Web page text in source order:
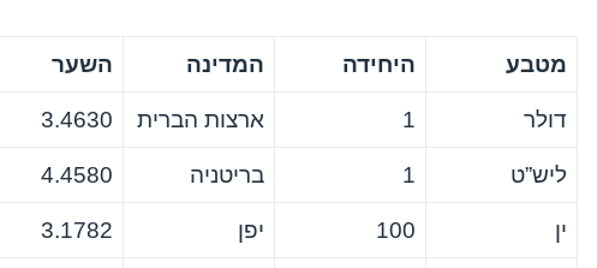
מטבע היחידה המדינה השער
דולר 1 ארצות הברית 3.4630
ליש”ט 1 בריטניה 4.4580
ין 100 יפן 3.1782